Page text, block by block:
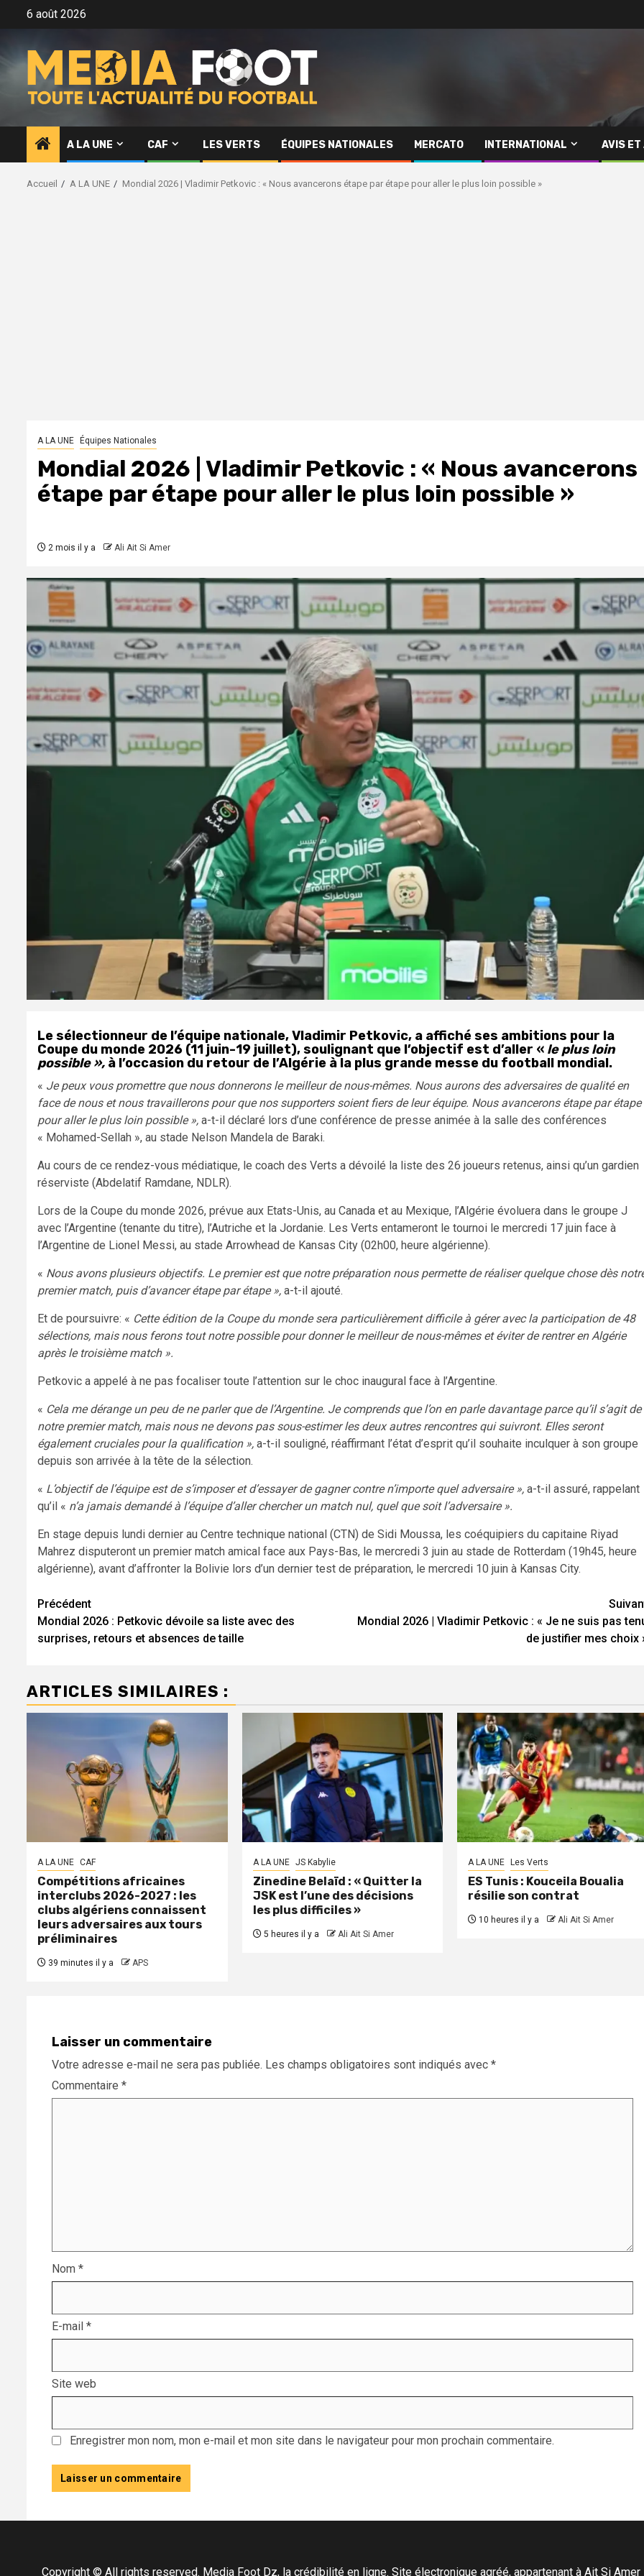
6 août 2026
A LA UNE CAF LES VERTS ÉQUIPES NATIONALES MERCATO INTERNATIONAL AVIS ET
Accueil A LA UNE Mondial 2026 | Vladimir Petkovic : « Nous avancerons étape par étape pour aller le plus loin possible »
A LA UNE Équipes Nationales
Mondial 2026 | Vladimir Petkovic : « Nous avancerons
étape par étape pour aller le plus loin possible »
2 mois il y a Ali Ait Si Amer
Le sélectionneur de l’équipe nationale, Vladimir Petkovic, a affiché ses ambitions pour la
Coupe du monde 2026 (11 juin-19 juillet), soulignant que l’objectif est d’aller « le plus loin
possible », à l’occasion du retour de l’Algérie à la plus grande messe du football mondial.
« Je peux vous promettre que nous donnerons le meilleur de nous-mêmes. Nous aurons des adversaires de qualité en
face de nous et nous travaillerons pour que nos supporters soient fiers de leur équipe. Nous avancerons étape par étape
pour aller le plus loin possible », a-t-il déclaré lors d’une conférence de presse animée à la salle des conférences
« Mohamed-Sellah », au stade Nelson Mandela de Baraki.
Au cours de ce rendez-vous médiatique, le coach des Verts a dévoilé la liste des 26 joueurs retenus, ainsi qu’un gardien
réserviste (Abdelatif Ramdane, NDLR).
Lors de la Coupe du monde 2026, prévue aux Etats-Unis, au Canada et au Mexique, l’Algérie évoluera dans le groupe J
avec l’Argentine (tenante du titre), l’Autriche et la Jordanie. Les Verts entameront le tournoi le mercredi 17 juin face à
l’Argentine de Lionel Messi, au stade Arrowhead de Kansas City (02h00, heure algérienne).
« Nous avons plusieurs objectifs. Le premier est que notre préparation nous permette de réaliser quelque chose dès
premier match, puis d’avancer étape par étape », a-t-il ajouté.
Et de poursuivre: « Cette édition de la Coupe du monde sera particulièrement difficile à gérer avec la participation de 48
sélections, mais nous ferons tout notre possible pour donner le meilleur de nous-mêmes et éviter de rentrer en Algérie
après le troisième match ».
Petkovic a appelé à ne pas focaliser toute l’attention sur le choc inaugural face à l’Argentine.
« Cela me dérange un peu de ne parler que de l’Argentine. Je comprends que l’on en parle davantage parce qu’il s’agit de
notre premier match, mais nous ne devons pas sous-estimer les deux autres rencontres qui suivront. Elles seront
également cruciales pour la qualification », a-t-il souligné, réaffirmant l’état d’esprit qu’il souhaite inculquer à son groupe
depuis son arrivée à la tête de la sélection.
« L’objectif de l’équipe est de s’imposer et d’essayer de gagner contre n’importe quel adversaire », a-t-il assuré, rappelant
qu’il « n’a jamais demandé à l’équipe d’aller chercher un match nul, quel que soit l’adversaire ».
En stage depuis lundi dernier au Centre technique national (CTN) de Sidi Moussa, les coéquipiers du capitaine Riyad
Mahrez disputeront un premier match amical face aux Pays-Bas, le mercredi 3 juin au stade de Rotterdam (19h45, heure
algérienne), avant d’affronter la Bolivie lors d’un dernier test de préparation, le mercredi 10 juin à Kansas City.
Navigation
d’article
Précédent
Mondial 2026 : Petkovic dévoile sa liste avec des
surprises, retours et absences de taille
Mondial 2026 | Vladimir Petkovic : « Je ne suis pas
de justifier mes choix
ARTICLES SIMILAIRES :
A LA UNE CAF
Compétitions africaines
interclubs 2026-2027 : les
clubs algériens connaissent
leurs adversaires aux tours
préliminaires
39 minutes il y a APS
A LA UNE JS Kabylie
Zinedine Belaïd : « Quitter la
JSK est l’une des décisions
les plus difficiles »
5 heures il y a Ali Ait Si Amer
A LA UNE Les Verts
ES Tunis : Kouceila Boualia
résilie son contrat
10 heures il y a Ali Ait Si Amer
Laisser un commentaire
Votre adresse e-mail ne sera pas publiée. Les champs obligatoires sont indiqués avec *
Commentaire *
Nom *
E-mail *
Site web
Enregistrer mon nom, mon e-mail et mon site dans le navigateur pour mon prochain commentaire.
Copyright © All rights reserved. Media Foot Dz, la crédibilité en ligne. Site électronique agréé, appartenant à Ait Si